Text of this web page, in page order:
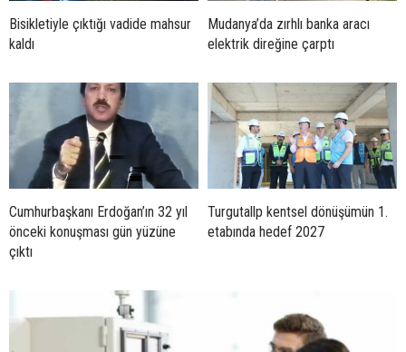
Bisikletiyle çıktığı vadide mahsur
kaldı
Mudanya’da zırhlı banka aracı
elektrik direğine çarptı
Cumhurbaşkanı Erdoğan’ın 32 yıl
önceki konuşması gün yüzüne
çıktı
Turgutallp kentsel dönüşümün 1.
etabında hedef 2027